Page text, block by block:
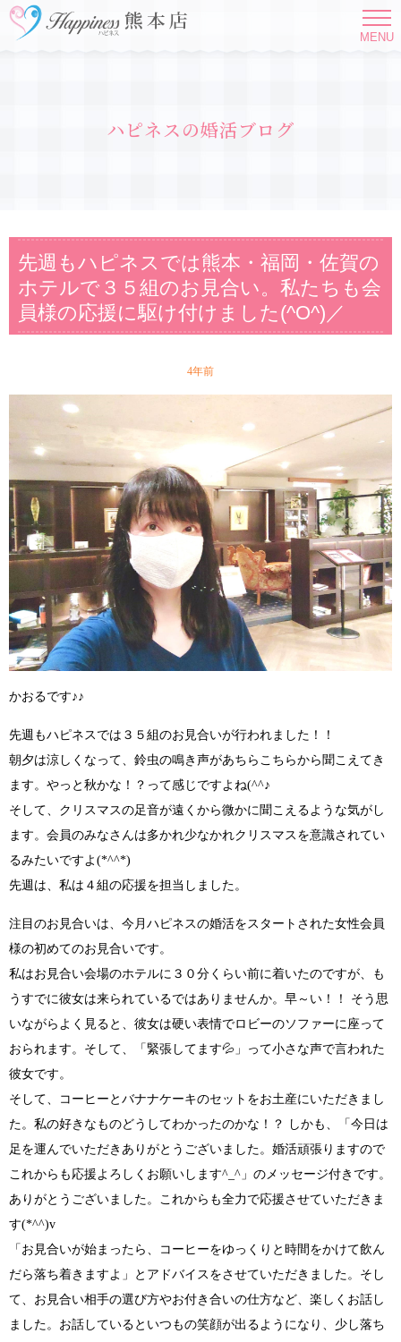
MENU
ハピネスの婚活ブログ
先週もハピネスでは熊本・福岡・佐賀の
ホテルで３５組のお見合い。私たちも会
員様の応援に駆け付けました(^O^)／
4年前
かおるです♪♪
先週もハピネスでは３５組のお見合いが行われました！！
朝夕は涼しくなって、鈴虫の鳴き声があちらこちらから聞こえてき
ます。 やっと秋かな！？ って感じですよね(^^♪
そして、 クリスマスの足音が遠くから微かに聞こえるような気がし
ます。会員のみなさんは多かれ少なかれクリスマス を意識されてい
るみたいですよ (*^^*)
先週は、私は４組の応援を担当しました。
注目のお見合いは、今月ハピネスの婚活をスタートされた女性会員
様の初めてのお見合いです。
私はお見合い会場のホテルに３０分くらい前に着いたのですが、も
うすでに彼女は来られているではありませんか。 早～い！！
そう思
いながらよく見ると、彼女は硬い表情でロビーのソファーに座って
おられます。そして、
「緊張してます💦 」
って小さな声で言われた
彼女です。
そして、コーヒーとバナナケーキのセットをお土産にいただきまし
た。私の好きなものどうしてわかったのかな！？ しかも、
「今日は
足を運んでいただきありがとうございました。婚活頑張りますので
これからも応援よろしくお願いします^_^」 のメッセージ付きです。
ありがとうございました。これからも全力で応援させていただきま
す(*^^)v
「お見合いが始まったら、コーヒーをゆっくりと時間をかけて飲ん
だら落ち着きますよ」
とアドバイスをさせていただきました。そし
て、お見合い相手の選び方やお付き合いの仕方など、楽しくお話し
ました。お話しているといつもの笑顔が出るようになり、少し落ち